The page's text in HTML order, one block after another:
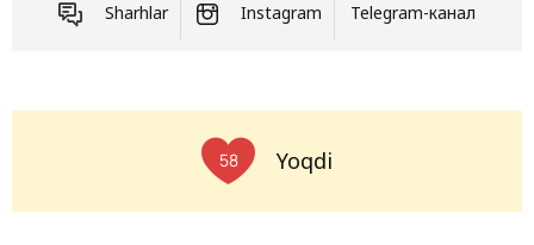
Sharhlar Instagram Telegram-канал
58 Yoqdi